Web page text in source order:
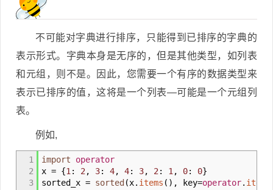
不可能对字典进行排序，只能得到已排序的字典的
表示形式。字典本身是无序的，但是其他类型，如列表
和元组，则不是。因此，您需要一个有序的数据类型来
表示已排序的值，这将是一个列表—可能是一个元组列
表。
例如,
1
2
3
import
operator
x = {1 : 2 , 3: 4, 4: 3, 2 : 1 , 0: 0}
sorted_x = sorted (x. items ( ) , key=operator.